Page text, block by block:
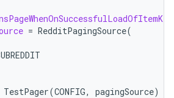
= RedditPagingSource(
TestPager(CONFIG, pagingSource)